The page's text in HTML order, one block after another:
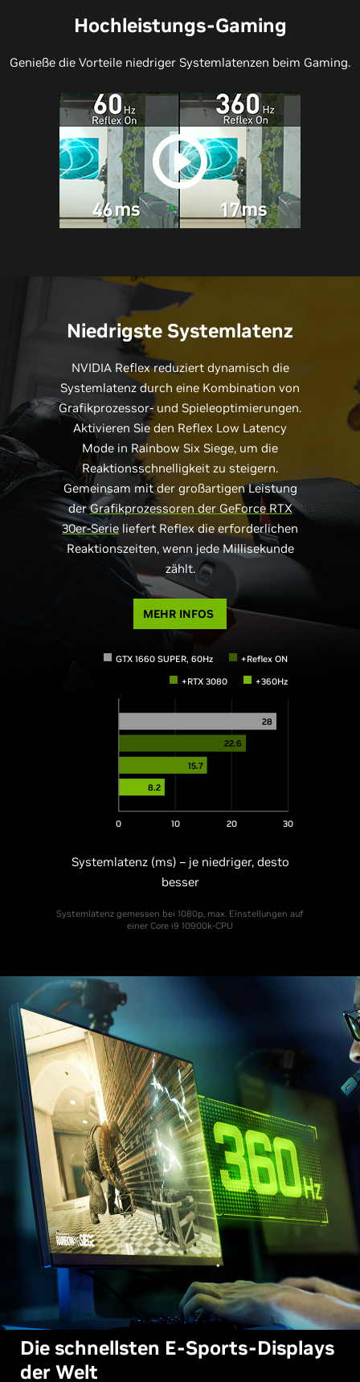
Hochleistungs-Gaming
Genieße die Vorteile niedriger Systemlatenzen beim Gaming.
Niedrigste Systemlatenz
NVIDIA Reflex reduziert dynamisch die
Systemlatenz durch eine Kombination von
Grafikprozessor- und Spieleoptimierungen.
Aktivieren Sie den Reflex Low Latency
Mode in Rainbow Six Siege, um die
Reaktionsschnelligkeit zu steigern.
Gemeinsam mit der großartigen Leistung
derGrafikprozessoren der GeForce RTX
30er-Serie liefert Reflex die erforderlichen
Reaktionszeiten, wenn jede Millisekunde
zählt.
MEHR INFOS
GTX 1660 SUPER, 60Hz
+Reflex ON
+RTX 3080
+360Hz
0 10 20 30
28
22.6
15.7
8.2
Systemlatenz (ms) – je niedriger, desto
besser
Systemlatenz gemessen bei 1080p, max. Einstellungen auf
einer Core i9 10900k-CPU
Die schnellsten E-Sports-Displays
der Welt